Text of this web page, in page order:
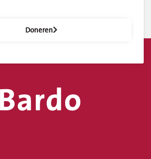
Doneren